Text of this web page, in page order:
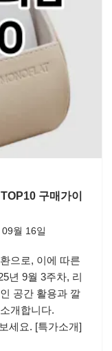
구매가이
월 16일
으로, 이에 따른
년 9월 3주차, 리
공간 활용과 깔
개합니다.
세요. [특가소개]